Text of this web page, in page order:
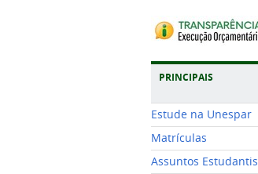
PRINCIPAIS
Estude na Unespar
Matrículas
Assuntos Estudantis